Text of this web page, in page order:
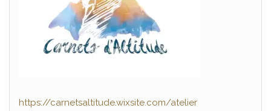
https://carnetsaltitude.wixsite.com/atelier